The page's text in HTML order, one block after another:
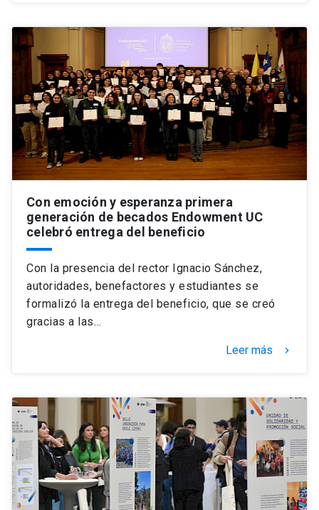
Con emoción y esperanza primera
generación de becados Endowment UC
celebró entrega del beneficio
Con la presencia del rector Ignacio Sánchez,
autoridades, benefactores y estudiantes se
formalizó la entrega del beneficio, que se creó
gracias a las…
Leer más keyboard_arrow_right